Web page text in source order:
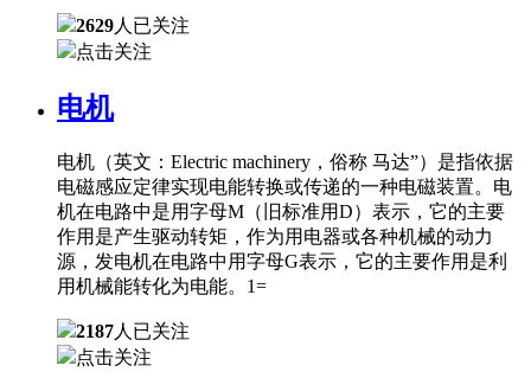
2629人已关注
点击关注
电机
电机（英文：Electric machinery，俗称 马达”）是指依据
电磁感应定律实现电能转换或传递的一种电磁装置。电
机在电路中是用字母M（旧标准用D）表示，它的主要
作用是产生驱动转矩，作为用电器或各种机械的动力
源，发电机在电路中用字母G表示，它的主要作用是利
用机械能转化为电能。1=
2187人已关注
点击关注